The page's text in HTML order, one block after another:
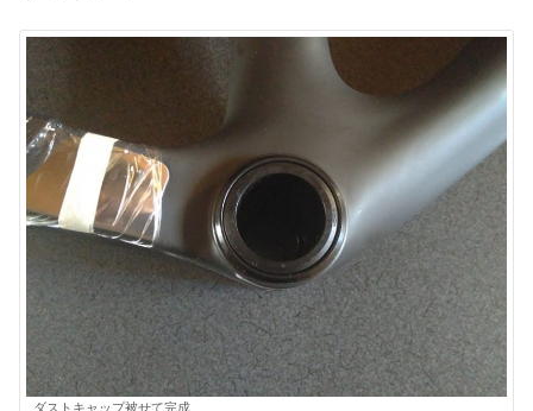
ダストキャップ被せて完成